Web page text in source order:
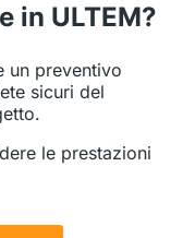
in ULTEM?
un preventivo
sicuri del
le prestazioni